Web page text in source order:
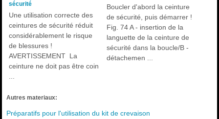
sécurité
Une utilisation correcte des
ceintures de sécurité réduit
considérablement le risque
de blessures !
AVERTISSEMENT La
ceinture ne doit pas être coin
Boucler d'abord la ceinture
de sécurité, puis démarrer !
Fig. 74 A - insertion de la
languette de la ceinture de
sécurité dans la boucle/B -
détachemen ...
Autres materiaux:
Préparatifs pour l'utilisation du kit de crevaison